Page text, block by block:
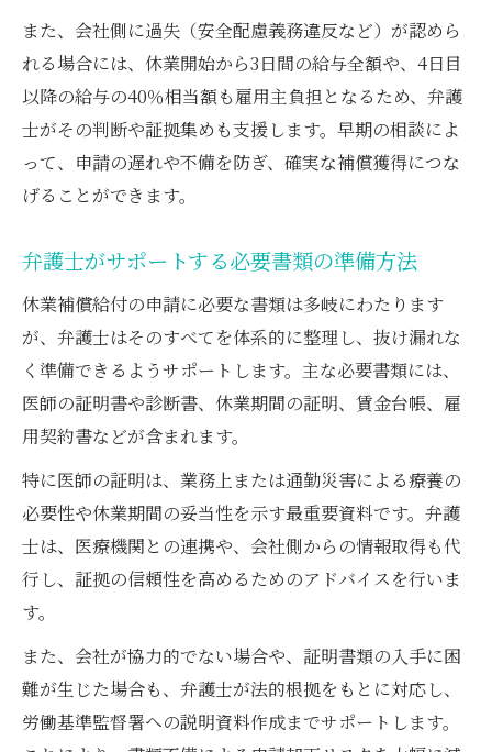
また、会社側に過失（安全配慮義務違反など）が認めら
れる場合には、休業開始から3日間の給与全額や、4日目
以降の給与の40％相当額も雇用主負担となるため、弁護
士がその判断や証拠集めも支援します。早期の相談によ
って、申請の遅れや不備を防ぎ、確実な補償獲得につな
げることができます。
弁護士がサポートする必要書類の準備方法
休業補償給付の申請に必要な書類は多岐にわたります
が、弁護士はそのすべてを体系的に整理し、抜け漏れな
く準備できるようサポートします。主な必要書類には、
医師の証明書や診断書、休業期間の証明、賃金台帳、雇
用契約書などが含まれます。
特に医師の証明は、業務上または通勤災害による療養の
必要性や休業期間の妥当性を示す最重要資料です。弁護
士は、医療機関との連携や、会社側からの情報取得も代
行し、証拠の信頼性を高めるためのアドバイスを行いま
す。
また、会社が協力的でない場合や、証明書類の入手に困
難が生じた場合も、弁護士が法的根拠をもとに対応し、
労働基準監督署への説明資料作成までサポートします。